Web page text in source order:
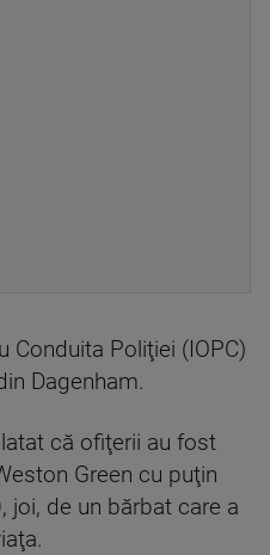
Conduita Poliţiei (IOPC)
Dagenham.
că ofiţerii au fost
Green cu puţin
joi, de un bărbat care a